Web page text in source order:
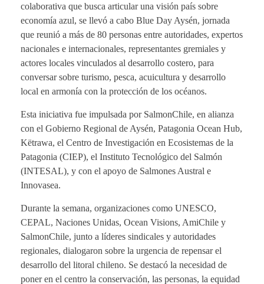
colaborativa que busca articular una visión país sobre
economía azul, se llevó a cabo Blue Day Aysén, jornada
que reunió a más de 80 personas entre autoridades, expertos
nacionales e internacionales, representantes gremiales y
actores locales vinculados al desarrollo costero, para
conversar sobre turismo, pesca, acuicultura y desarrollo
local en armonía con la protección de los océanos.
Esta iniciativa fue impulsada por SalmonChile, en alianza
con el Gobierno Regional de Aysén, Patagonia Ocean Hub,
Këtrawa, el Centro de Investigación en Ecosistemas de la
Patagonia (CIEP), el Instituto Tecnológico del Salmón
(INTESAL), y con el apoyo de Salmones Austral e
Innovasea.
Durante la semana, organizaciones como UNESCO,
CEPAL, Naciones Unidas, Ocean Visions, AmiChile y
SalmonChile, junto a líderes sindicales y autoridades
regionales, dialogaron sobre la urgencia de repensar el
desarrollo del litoral chileno. Se destacó la necesidad de
poner en el centro la conservación, las personas, la equidad